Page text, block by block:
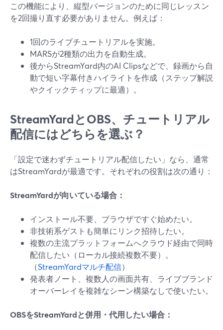
この機能により、縦型バージョンのために同じレッスン
を2回撮り直す必要がありません。例えば：
1回のライブチュートリアルを実施。
MARSが2種類の出力を自動生成。
後からStreamYard内のAI Clipsなどで、録画から自
動で短い字幕付きハイライトを作成（ステップ解説
やクイックティップに最適）。
StreamYardとOBS、チュートリアル
配信にはどちらを選ぶ？
「設定で迷わずチュートリアル配信したい」なら、通常
はStreamYardが最適です。それぞれの役割は次の通り：
StreamYardが向いている場合：
インストール不要、ブラウザですぐ始めたい。
非技術系ゲストも簡単にリンク招待したい。
複数の主流プラットフォームへクラウド経由で同時
配信したい（ローカル接続複数不要）。
（StreamYardマルチ配信）
発表者ノート、複数人の画面共有、ライブブランド
オーバーレイを複雑なシーン構築なしで使いたい。
OBSをStreamYardと併用・代用したい場合：